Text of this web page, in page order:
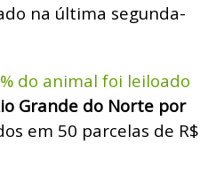
na última segunda-
do animal foi leiloado
Grande do Norte por
em 50 parcelas de R$